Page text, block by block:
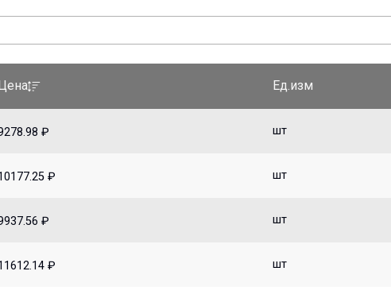
Цена Ед.изм
₽ шт
₽ шт
₽ шт
₽ шт